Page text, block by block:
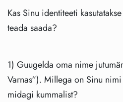
Kas Sinu identiteeti
teada saada?
1) Guugelda oma nime
Varnas“). Millega on Sinu
midagi kummalist?